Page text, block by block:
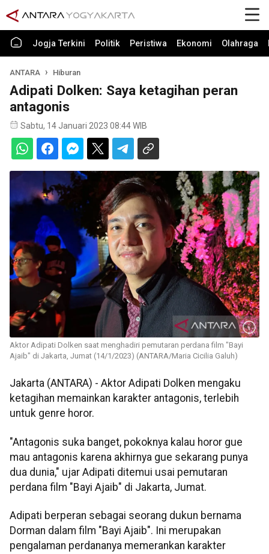
Jogja Terkini Politik Peristiwa Ekonomi Olahraga
ANTARA Hiburan
Adipati Dolken: Saya ketagihan peran
antagonis
Sabtu, 14 Januari 2023 08:44 WIB
Aktor Adipati Dolken saat menghadiri pemutaran perdana film "Bayi
Ajaib" di Jakarta, Jumat (14/1/2023) (ANTARA/Maria Cicilia Galuh)
Jakarta (ANTARA) - Aktor Adipati Dolken mengaku
ketagihan memainkan karakter antagonis, terlebih
untuk genre horor.
"Antagonis suka banget, pokoknya kalau horor gue
mau antagonis karena akhirnya gue sekarang punya
dua dunia," ujar Adipati ditemui usai pemutaran
perdana film "Bayi Ajaib" di Jakarta, Jumat.
Adipati berperan sebagai seorang dukun bernama
Dorman dalam film "Bayi Ajaib". Ini merupakan
pengalaman perdananya memerankan karakter